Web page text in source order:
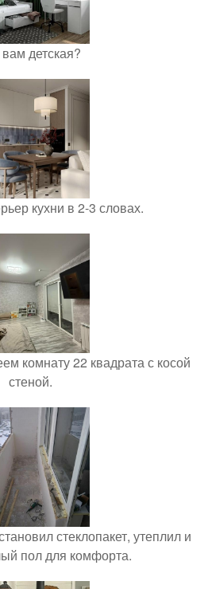
вам детская?
кухни в 2-3 словах.
комнату 22 квадрата с косой
стеной.
стеклопакет, утеплил и
пол для комфорта.